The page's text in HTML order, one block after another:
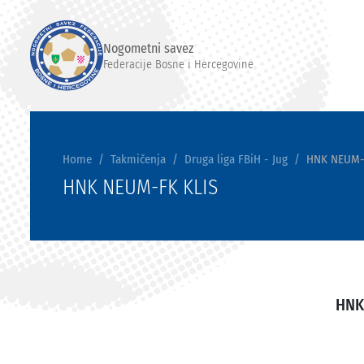
Nogometni savez
Federacije Bosne i Hercegovine
Home Takmičenja Druga liga FBiH - Jug HNK
HNK NEUM-FK KLIS